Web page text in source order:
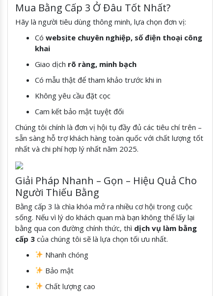
Mua Bằng Cấp 3 Ở Đâu Tốt Nhất?
Hãy là người tiêu dùng thông minh, lựa chọn đơn vị:
Có website chuyên nghiệp, số điện thoại công
khai
Giao dịch rõ ràng, minh bạch
Có mẫu thật để tham khảo trước khi in
Không yêu cầu đặt cọc
Cam kết bảo mật tuyệt đối
Chúng tôi chính là đơn vị hội tụ đầy đủ các tiêu chí trên –
sẵn sàng hỗ trợ khách hàng toàn quốc với chất lượng tốt
nhất và chi phí hợp lý nhất năm 2025.
Giải Pháp Nhanh – Gọn – Hiệu Quả Cho
Người Thiếu Bằng
Bằng cấp 3 là chìa khóa mở ra nhiều cơ hội trong cuộc
sống. Nếu vì lý do khách quan mà bạn không thể lấy lại
bằng qua con đường chính thức, thì dịch vụ làm bằng
cấp 3 của chúng tôi sẽ là lựa chọn tối ưu nhất.
Nhanh chóng
Bảo mật
Chất lượng cao